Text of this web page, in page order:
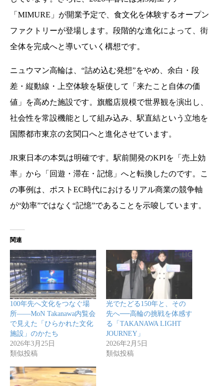
「MIMURE」が開業予定で、食文化を体験するオープン
ファクトリーが登場します。段階的な進化によって、街
全体を完成へと導いていく構想です。
ニュウマン高輪は、“詰め込む発想”をやめ、余白・段
差・縦動線・上空体験を駆使して「来たこと自体の価
値」を高めた施設です。旗艦店規模で世界観を演出し、
社会性を常設機能として組み込み、駅直結という立地を
国際都市東京の玄関口へと進化させています。
JR東日本の本気は明確です。駅前開発のKPIを「売上効
率」から「回遊・滞在・記憶」へと転換したのです。こ
の事例は、ポストEC時代におけるリアル商業の競争軸
が“効率”ではなく“記憶”であることを示唆しています。
関連
100年先へ文化をつなぐ場
所——MoN Takanawa内覧会
で見えた「ひらかれた文化
施設」のかたち
2026年3月25日
類似投稿
光でたどる150年と、その
先へ──高輪の挑戦を体感す
る「TAKANAWA LIGHT
JOURNEY」
2026年2月5日
類似投稿